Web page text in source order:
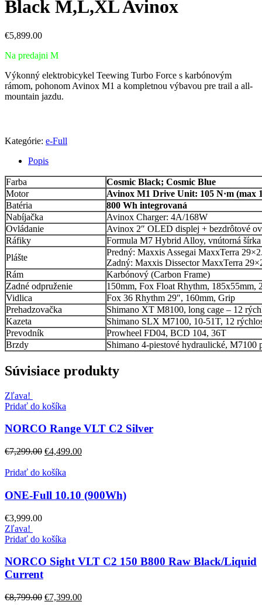
Black M,L,XL Avinox
€5,899.00
Na predajni M
Výkonný elektrobicykel Teewing Turbo Force s karbónovým
rámom, pohonom Avinox M1 a kompletnou výbavou pre trail a all-
mountain jazdu.
Kategórie: e-Full
Popis
Farba
Cosmic Black; Cosmic Blue
Motor
Avinox M1 Drive Unit: 105 N·m (max
Batéria
800 Wh integrovaná
Nabíjačka
Avinox Charger: 4A/168W
Ovládanie
Avinox 2″ OLED displej + bezdrôtové
Ráfiky
Formula M7 Hybrid Alloy, vnútorná
Plášte
Predný: Maxxis Assegai MaxxTerra
Zadný: Maxxis Dissector MaxxTerra
Rám
Karbónový (Carbon Frame)
Zadné odpruženie
150mm, Fox Float Rhythm, 185x55mm,
Vidlica
Fox 36 Rhythm 29″, 160mm, Grip
Prehadzovačka
Shimano XT M8100, long cage – 12
Kazeta
Shimano SLX M7100, 10-51T, 12
Prevodník
Prowheel FD04, BCD 104, 36T
Brzdy
Shimano 4-piestové hydraulické, M7100
Súvisiace produkty
Zľava!
Pridať do košíka
NORCO Range VLT C2 Silver
€7,299.00 €4,499.00
Pridať do košíka
ONE-Full 10.10 (900Wh)
€3,999.00
Zľava!
Pridať do košíka
NORCO Sight VLT C2 150 B800 Raw Black/Liquid
Current
€8,799.00 €7,399.00